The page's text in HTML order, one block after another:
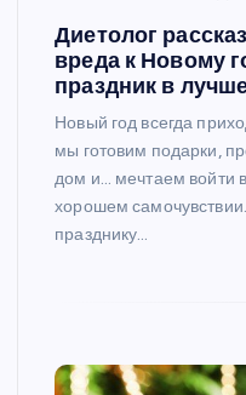
Диетолог
вреда к Новому
праздник в
Новый год всегда
мы готовим подарки,
дом и… мечтаем войти
хорошем
празднику…